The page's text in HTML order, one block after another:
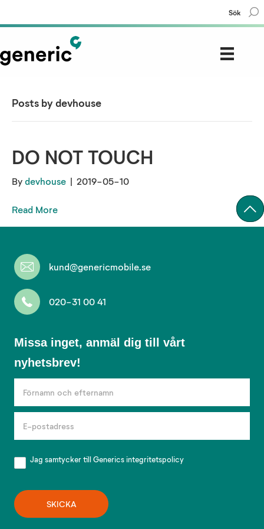
Sök
Posts by devhouse
DO NOT TOUCH
By devhouse | 2019-05-10
Read More
kund@genericmobile.se
020-31 00 41
anmäl
dig
till
vårt
nyhetsbrev!
Missa inget, anmäl dig till vårt
nyhetsbrev!
Jag samtycker till Genericsintegritetspolicy
SKICKA